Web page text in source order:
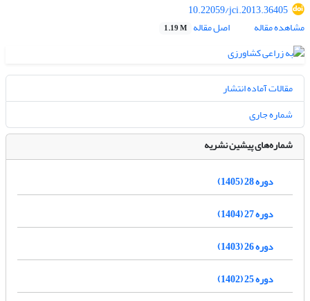
10.22059/jci.2013.36405
مشاهده مقاله
اصل مقاله 1.19 M
مقالات آماده انتشار
شماره جاری
شماره‌های پیشین نشریه
دوره 28 (1405)
دوره 27 (1404)
دوره 26 (1403)
دوره 25 (1402)